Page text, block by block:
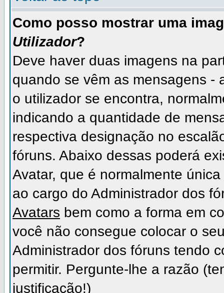
Como posso mostrar uma
Utilizador?
Deve haver duas imagens na
quando se vêm as mensagens -
o utilizador se encontra,
indicando a quantidade de
respectiva designação no
fóruns. Abaixo dessas poderá
Avatar, que é normalmente
ao cargo do Administrador dos
Avatars bem como a forma em
você não consegue colocar o
Administrador dos fóruns tendo
permitir. Pergunte-lhe a razão
justificação!)